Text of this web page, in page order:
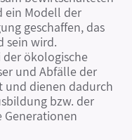
ein Modell der
geschaffen, das
sein wird.
ökologische
und Abfälle der
und dienen dadurch
bzw. der
Generationen